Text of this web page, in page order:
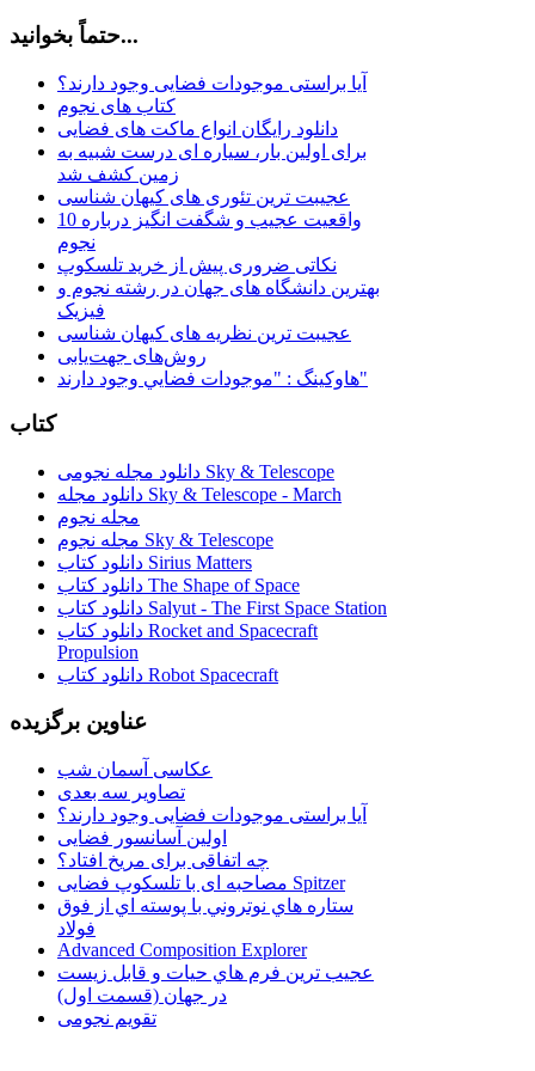
حتماً بخوانید...
آیا براستی موجودات فضایی وجود دارند؟
کتاب های نجوم
دانلود رایگان انواع ماکت های فضایی
برای اولین بار، سیاره ای درست شبیه به
زمین کشف شد
عجیبت ترین تئوری های کیهان شناسی
10 واقعیت عجیب و شگفت انگیز درباره
نجوم
نکاتی ضروری پیش از خرید تلسکوپ
بهترین دانشگاه های جهان در رشته نجوم و
فیزیک
عجیبت ترین نظریه های کیهان شناسی
روش‌های جهت‌یابی
هاوكينگ : "موجودات فضايي وجود دارند"
کتاب
دانلود مجله نجومی Sky & Telescope
دانلود مجله Sky & Telescope - March
مجله نجوم
مجله نجوم Sky & Telescope
دانلود کتاب Sirius Matters
دانلود کتاب The Shape of Space
دانلود کتاب Salyut - The First Space Station
دانلود کتاب Rocket and Spacecraft
Propulsion
دانلود کتاب Robot Spacecraft
عناوین برگزیده
عکاسی آسمان شب
تصاویر سه بعدی
آیا براستی موجودات فضایی وجود دارند؟
اولین آسانسور فضایی
چه اتفاقی برای مریخ افتاد؟
مصاحبه ای با تلسکوپ فضایی Spitzer
ستاره هاي نوتروني با پوسته اي از فوق
فولاد
Advanced Composition Explorer
عجیب ترین فرم هاي حيات و قابل زيست
در جهان (قسمت اول)
تقویم نجومی